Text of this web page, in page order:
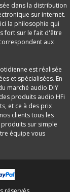
dans la distribution
sur internet.
la philosophie qui
fort sur le fait d'être
aux
est réalisée
et spécialisées. En
marché audio DIY
produits audio HFi
et ce à des prix
clients tous les
sur simple
équipe vous